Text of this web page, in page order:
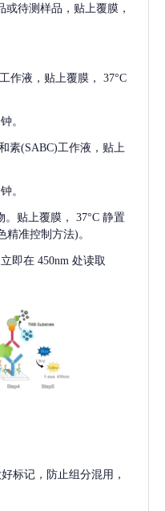
或待测样品，贴上覆膜，
作液，贴上覆膜， 37°C
。
素(SABC)工作液，贴上
。
。贴上覆膜， 37°C 静置
精准控制方法)。
即在 450nm 处读取
标记，防止组分混用，